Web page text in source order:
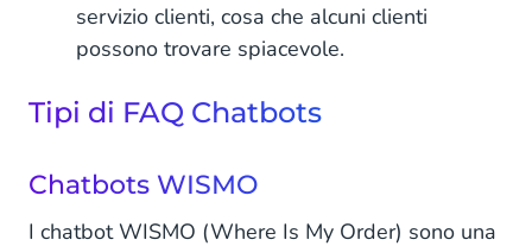
servizio clienti, cosa che alcuni clienti
possono trovare spiacevole.
Tipi di FAQ Chatbots
Chatbots WISMO
I chatbot WISMO (Where Is My Order) sono una